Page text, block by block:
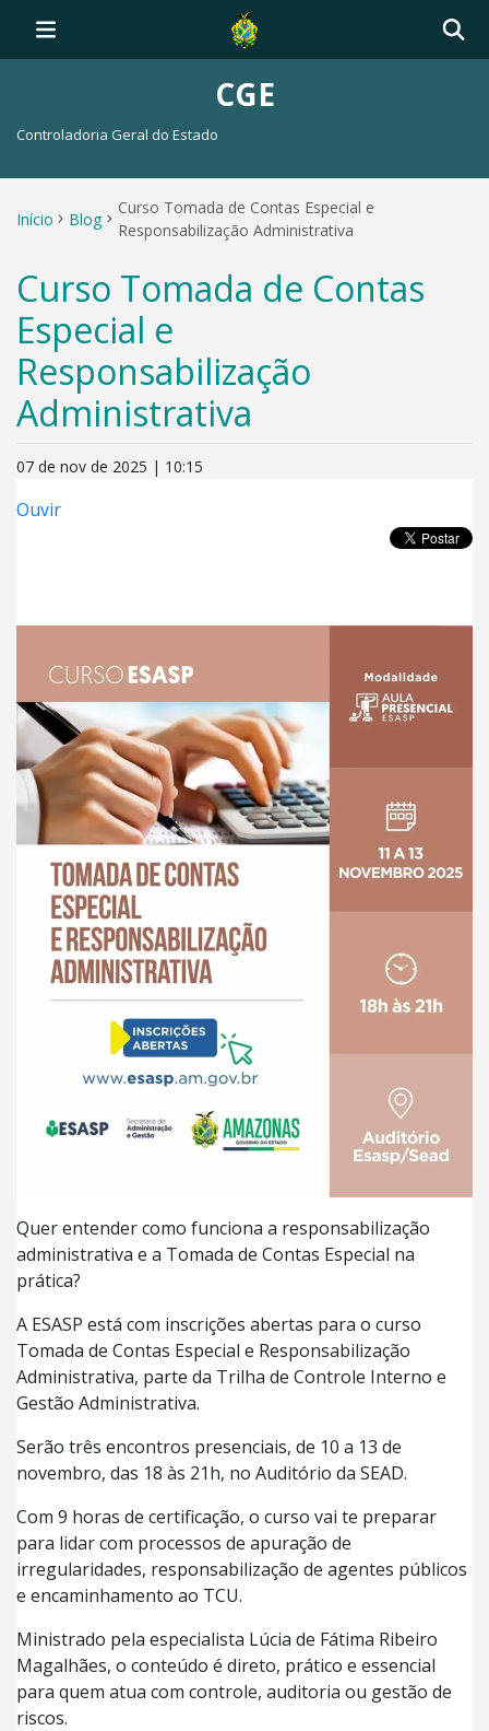
CGE
Controladoria Geral do Estado
Início Blog
Curso Tomada de Contas Especial e
Responsabilização Administrativa
Curso Tomada de Contas
Especial e
Responsabilização
Administrativa
07 de nov de 2025 | 10:15
Ouvir
Quer entender como funciona a responsabilização
administrativa e a Tomada de Contas Especial na
prática?
A ESASP está com inscrições abertas para o curso
Tomada de Contas Especial e Responsabilização
Administrativa, parte da Trilha de Controle Interno e
Gestão Administrativa.
Serão três encontros presenciais, de 10 a 13 de
novembro, das 18 às 21h, no Auditório da SEAD.
Com 9 horas de certificação, o curso vai te preparar
para lidar com processos de apuração de
irregularidades, responsabilização de agentes públicos
e encaminhamento ao TCU.
Ministrado pela especialista Lúcia de Fátima Ribeiro
Magalhães, o conteúdo é direto, prático e essencial
para quem atua com controle, auditoria ou gestão de
riscos.